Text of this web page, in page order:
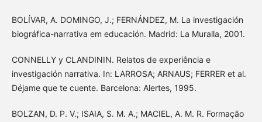
BOLÍVAR, A. DOMINGO, J.; FERNÁNDEZ, M. La investigación
biográfica-narrativa em educación. Madrid: La Muralla, 2001.
CONNELLY y CLANDININ. Relatos de experiência e
investigación narrativa. In: LARROSA; ARNAUS; FERRER et al.
Déjame que te cuente. Barcelona: Alertes, 1995.
BOLZAN, D. P. V.; ISAIA, S. M. A.; MACIEL, A. M. R. Formação